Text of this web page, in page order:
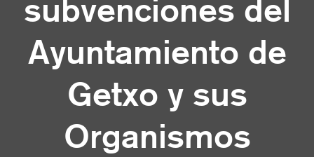
subvenciones del
Ayuntamiento de
Getxo y sus
Organismos